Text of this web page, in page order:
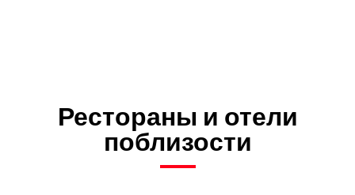
Рестораны и отели
поблизости